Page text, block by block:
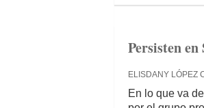
Persisten
ELISDANY LÓPEZ
En lo que va